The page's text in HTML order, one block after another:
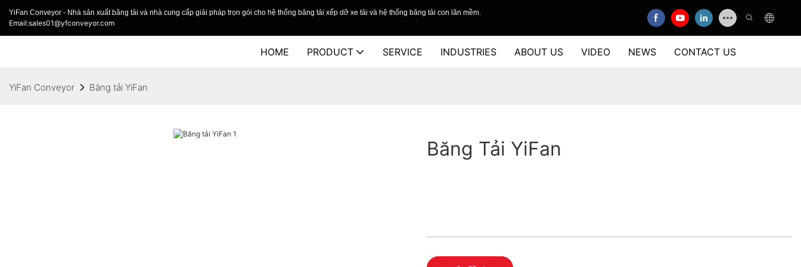
YiFan Conveyor - Nhà sản xuất băng tải và nhà cung cấp giải pháp trọn gói cho hệ thống băng tải xếp dỡ xe tải và hệ thống băng tải con lăn mềm.
Email:sales01@yfconveyor.com
HOME PRODUCT SERVICE INDUSTRIES ABOUT US VIDEO NEWS CONTACT US
YiFan Conveyor Băng tải YiFan
Băng Tải YiFan